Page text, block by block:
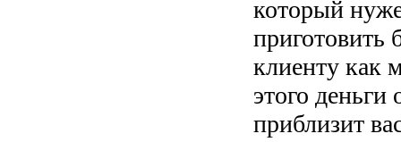
который
приготовить
клиенту как
этого деньги
приблизит